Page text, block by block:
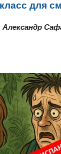
для
Александр